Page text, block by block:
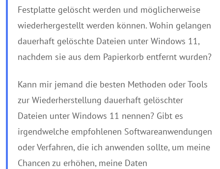
Festplatte gelöscht werden und möglicherweise
wiederhergestellt werden können. Wohin gelangen
dauerhaft gelöschte Dateien unter Windows 11,
nachdem sie aus dem Papierkorb entfernt wurden?
Kann mir jemand die besten Methoden oder Tools
zur Wiederherstellung dauerhaft gelöschter
Dateien unter Windows 11 nennen? Gibt es
irgendwelche empfohlenen Softwareanwendungen
oder Verfahren, die ich anwenden sollte, um meine
Chancen zu erhöhen, meine Daten